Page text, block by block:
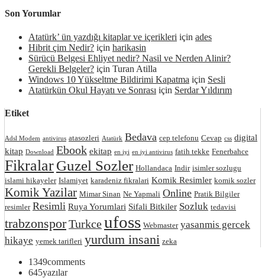
Son Yorumlar
Atatürk’ ün yazdığı kitaplar ve içerikleri için ades
Hibrit çim Nedir? için harikasin
Sürücü Belgesi Ehliyet nedir? Nasil ve Nerden Alinir?
Gerekli Belgeler? için Turan Atilla
Windows 10 Yükseltme Bildirimi Kapatma için Sesli
Atatürkün Okul Hayatı ve Sonrası için Serdar Yıldırım
Etiket
Adsl Modem antivirus atasozleri Atatürk Bedava cep telefonu Cevap css digital
kitap Download Ebook ekitap en iyi en iyi antivirus fatih tekke Fenerbahce
FikralarGuzel Sozler Hollandaca Indir isimler sozlugu
islami hikayeler Islamiyet karadeniz fikralari Komik Resimler komik sozler
Komik Yazilar Mimar Sinan Ne Yapmali Online Pratik Bilgiler
resimler Resimli Ruya Yorumlari Sifali Bitkiler Sozluk tedavisi
trabzonsporTurkceufoss Webmaster yasanmis gercek
hikaye yemek tarifleri yurdum insani zeka
1349comments
645yazılar